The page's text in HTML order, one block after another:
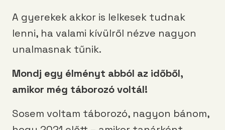
A gyerekek akkor is lelkesek tudnak
lenni, ha valami kívülről nézve nagyon
unalmasnak tűnik.
Mondj egy élményt abból az időből,
amikor még táborozó voltál!
Sosem voltam táborozó, nagyon bánom,